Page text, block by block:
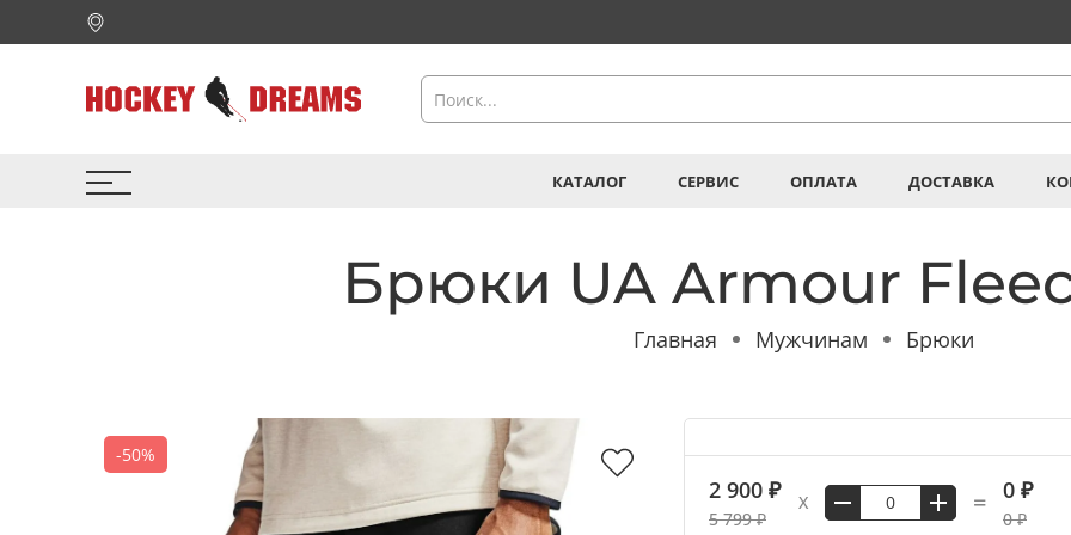
КАТАЛОГ СЕРВИС ОПЛАТА ДОСТАВКА
Брюки UA Armour
Главная Мужчинам Брюки
-50%
2 900 ₽
5 799 ₽
X = 0 ₽
0 ₽